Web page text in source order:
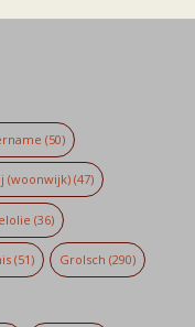
(50)
(woonwijk) (47)
(36)
(51) Grolsch (290)